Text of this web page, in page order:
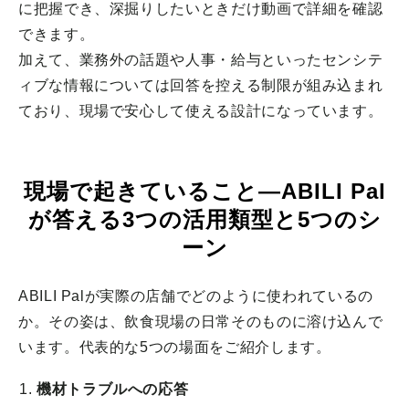
に把握でき、深掘りしたいときだけ動画で詳細を確認
できます。
加えて、業務外の話題や人事・給与といったセンシテ
ィブな情報については回答を控える制限が組み込まれ
ており、現場で安心して使える設計になっています。
現場で起きていること—ABILI Pal
が答える3つの活用類型と5つのシ
ーン
ABILI Palが実際の店舗でどのように使われているの
か。その姿は、飲食現場の日常そのものに溶け込んで
います。代表的な5つの場面をご紹介します。
機材トラブルへの応答